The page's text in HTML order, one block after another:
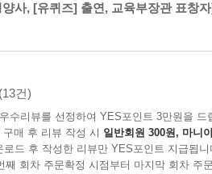
소의 분류와 대표 생산지 등 간략한
정
운 채소 박사가 서른 가지 채소들의
는 다른 모습이었던 양배추 이야기,
사, [유퀴즈] 출연, 교육부장관 표창
(13건)
수리뷰를 선정하여 YES포인트 3만원을 드
매 후 리뷰 작성 시 일반회원 300원, 마니
로드 후 작성한 리뷰만 YES포인트 지급됩니
째 회차 주문확정 시점부터 마지막 회차 주